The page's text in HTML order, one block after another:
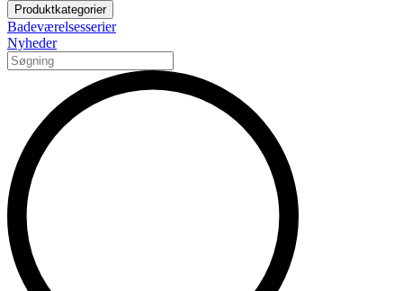
Produktkategorier
Badeværelsesserier
Nyheder